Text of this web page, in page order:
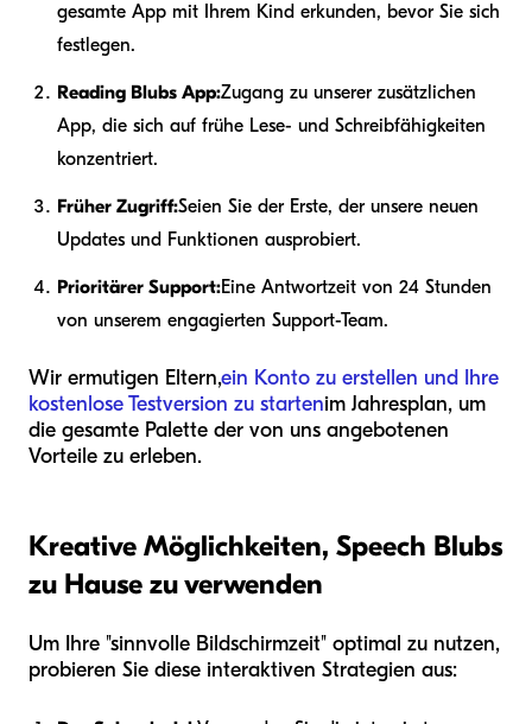
gesamte App mit Ihrem Kind erkunden, bevor Sie sich
festlegen.
Reading Blubs App:Zugang zu unserer zusätzlichen
App, die sich auf frühe Lese- und Schreibfähigkeiten
konzentriert.
Früher Zugriff:Seien Sie der Erste, der unsere neuen
Updates und Funktionen ausprobiert.
Prioritärer Support:Eine Antwortzeit von 24 Stunden
von unserem engagierten Support-Team.
Wir ermutigen Eltern,ein Konto zu erstellen und Ihre
kostenlose Testversion zu startenim Jahresplan, um
die gesamte Palette der von uns angebotenen
Vorteile zu erleben.
Kreative Möglichkeiten, Speech Blubs
zu Hause zu verwenden
Um Ihre "sinnvolle Bildschirmzeit" optimal zu nutzen,
probieren Sie diese interaktiven Strategien aus: